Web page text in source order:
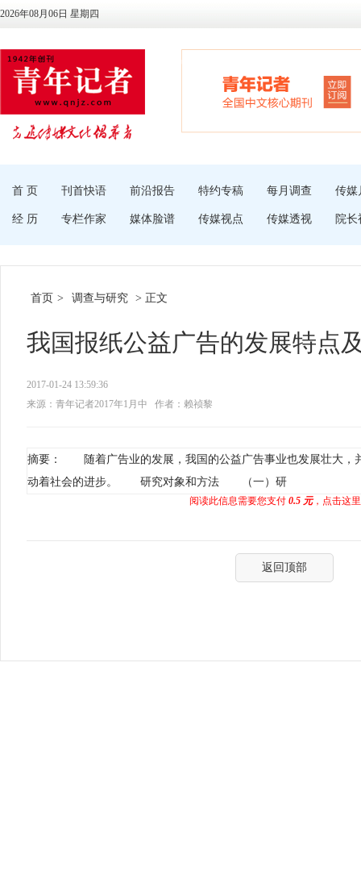
2026年08月06日 星期四
首 页 刊首快语 前沿报告 特约专稿 每月调查 传媒
经 历 专栏作家 媒体脸谱 传媒视点 传媒透视 院长
首页 > 调查与研究 > 正文
我国报纸公益广告的发展特点
2017-01-24 13:59:36
来源：青年记者2017年1月中
作者：赖祯黎
摘要： 随着广告业的发展，我国的公益广告事业也发展壮大，
动着社会的进步。 研究对象和方法 （一）研
阅读此信息需要您支付 0.5 元，点击这
返回顶部